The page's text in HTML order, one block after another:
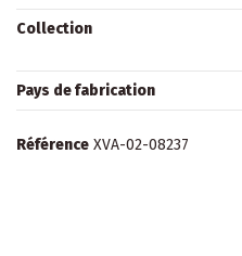
Collection
Pays de fabrication
Référence XVA-02-08237